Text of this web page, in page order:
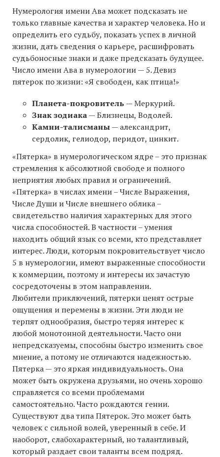
Нумерология имени Ава может подсказать не
только главные качества и характер человека. Но и
определить его судьбу, показать успех в личной
жизни, дать сведения о карьере, расшифровать
судьбоносные знаки и даже предсказать будущее.
Число имени Ава в нумерологии — 5. Девиз
пятерок по жизни: «Я свободен, как птица!»
Планета-покровитель — Меркурий.
Знак зодиака— Близнецы, Водолей.
Камни-талисманы— александрит,
сердолик, гелиодор, перидот, цинкит.
«Пятерка» в нумерологическом ядре – это признак
стремления к абсолютной свободе и полного
неприятия любых правил и ограничений.
«Пятерка» в числах имени – Числе Выражения,
Числе Души и Числе внешнего облика –
свидетельство наличия характерных для этого
числа способностей. В частности – умения
находить общий язык со всеми, кто представляет
интерес. Люди, которым покровительствует число
5 в нумерологии, имеют выраженные способности
к коммерции, поэтому и интересы их зачастую
сосредоточены в этом направлении.
Любители приключений, пятерки ценят острые
ощущения и перемены в жизни. Эти люди не
терпят однообразия, быстро теряя интерес к
любой монотонной деятельности. Часто они
непредсказуемы, способны быстро изменить свое
мнение, а потому не отличаются надежностью.
Пятерка — это яркая индивидуальность. Она
может быть окружена друзьями, но очень хорошо
справляется со всеми проблемами
самостоятельно. Часто рождаются гении.
Существуют два типа Пятерок. Это может быть
человек с сильной волей, уверенный в себе. И
наоборот, слабохарактерный, но талантливый,
который раздает свои таланты всем подряд.